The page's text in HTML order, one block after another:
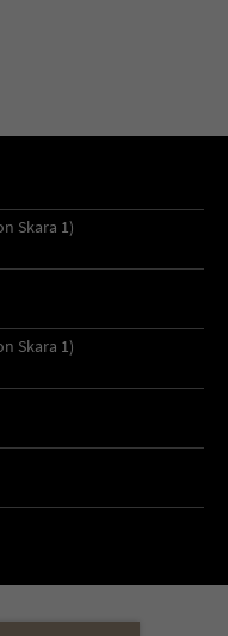
Skara 1)
Skara 1)